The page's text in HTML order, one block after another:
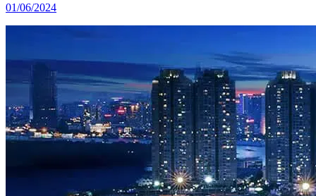
01/06/2024